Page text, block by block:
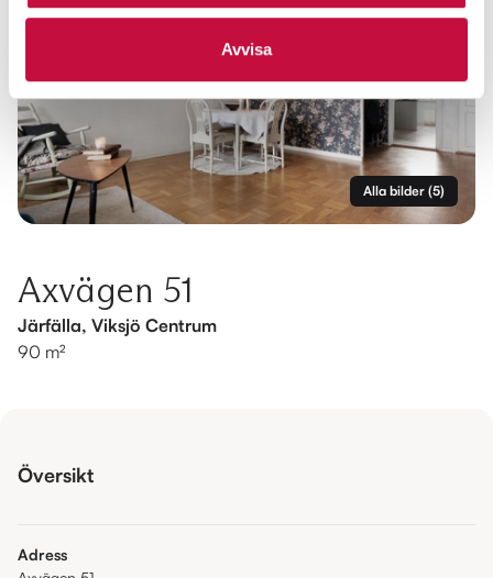
Avvisa
Alla bilder (5)
Axvägen 51
Järfälla, Viksjö Centrum
90 m²
Översikt
Adress